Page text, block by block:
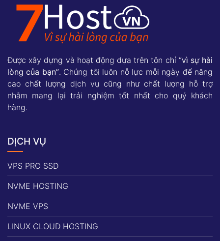
Được xây dựng và hoạt động dựa trên tôn chỉ “vì sự hài
lòng của bạn”. Chúng tôi luôn nỗ lực mỗi ngày để nâng
cao chất lượng dịch vụ cũng như chất lượng hỗ trợ
nhằm mang lại trải nghiệm tốt nhất cho quý khách
hàng.
DỊCH VỤ
VPS PRO SSD
NVME HOSTING
NVME VPS
LINUX CLOUD HOSTING